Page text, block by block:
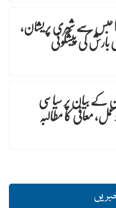
حبس سے شہری پریشان،
کی پیشگوئی
کے بیان پر سیاسی
معافی کا مطالبہ